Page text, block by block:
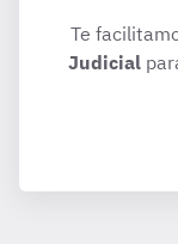
Te
Judicial